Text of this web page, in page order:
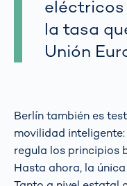
eléctricos
la tasa
Unión
Berlín también es
movilidad
regula los principios
Hasta ahora, la